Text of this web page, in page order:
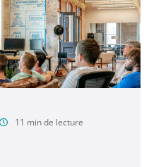
11 min de lecture